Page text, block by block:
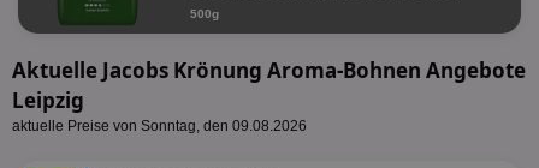
500g
Aktuelle Jacobs Krönung Aroma-Bohnen Angebote
Leipzig
aktuelle Preise von Sonntag, den 09.08.2026